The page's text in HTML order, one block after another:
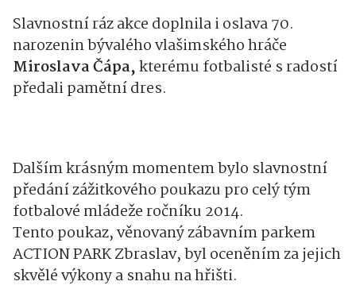
Slavnostní ráz akce doplnila i oslava 70.
narozenin bývalého vlašimského hráče
Miroslava Čápa,kterému fotbalisté s radostí
předali pamětní dres.
Dalším krásným momentem bylo slavnostní
předání zážitkového poukazu pro celý tým
fotbalové mládeže ročníku 2014.
Tento poukaz, věnovaný zábavním parkem
ACTION PARK Zbraslav, byl oceněním za jejich
skvělé výkony a snahu na hřišti.